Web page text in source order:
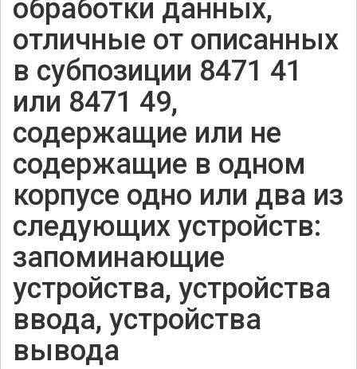
обработки данных,
отличные от описанных
в субпозиции 8471 41
или 8471 49,
содержащие или не
содержащие в одном
корпусе одно или два из
следующих устройств:
запоминающие
устройства, устройства
ввода, устройства
вывода